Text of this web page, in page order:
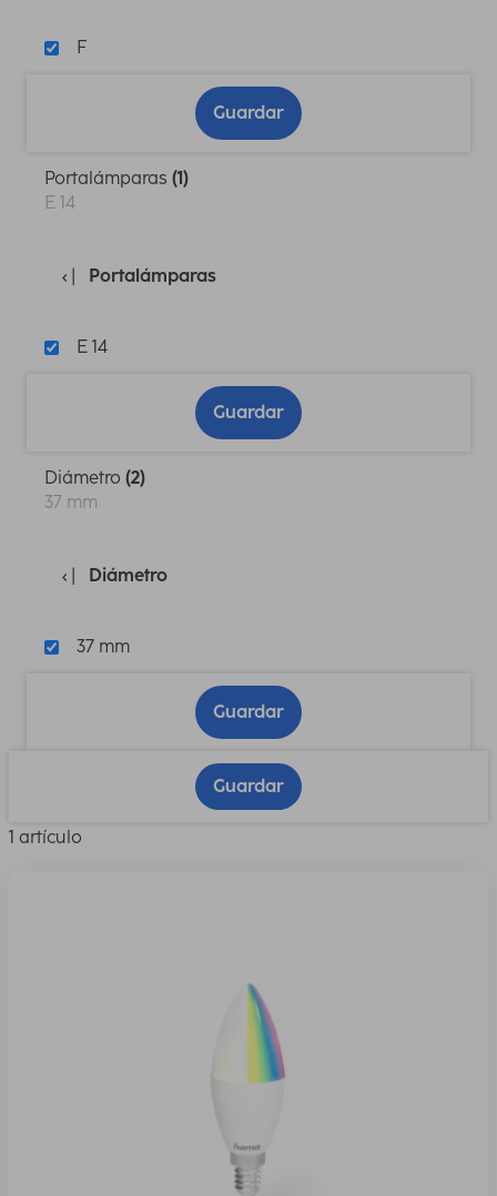
F
Guardar
Portalámparas (1)
E 14
Portalámparas
E 14
Guardar
Diámetro (2)
37 mm
Diámetro
37 mm
Guardar
Guardar
1 artículo